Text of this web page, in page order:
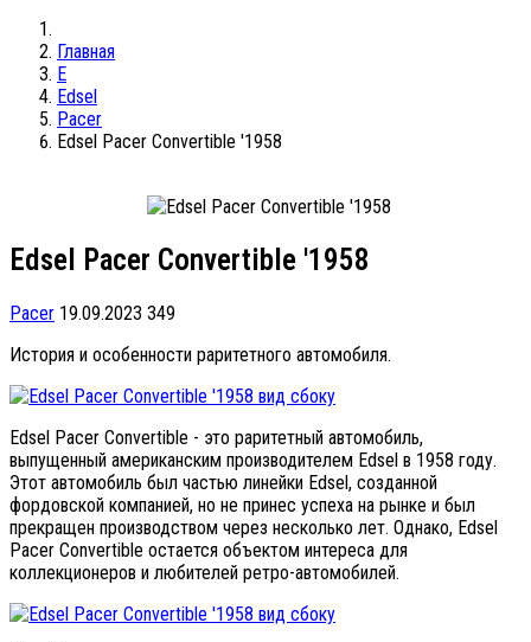
Главная
E
Edsel
Pacer
Edsel Pacer Convertible '1958
Edsel Pacer Convertible '1958
Pacer 19.09.2023 349
История и особенности раритетного автомобиля.
Edsel Pacer Convertible - это раритетный автомобиль,
выпущенный американским производителем Edsel в 1958 году.
Этот автомобиль был частью линейки Edsel, созданной
фордовской компанией, но не принес успеха на рынке и был
прекращен производством через несколько лет. Однако, Edsel
Pacer Convertible остается объектом интереса для
коллекционеров и любителей ретро-автомобилей.